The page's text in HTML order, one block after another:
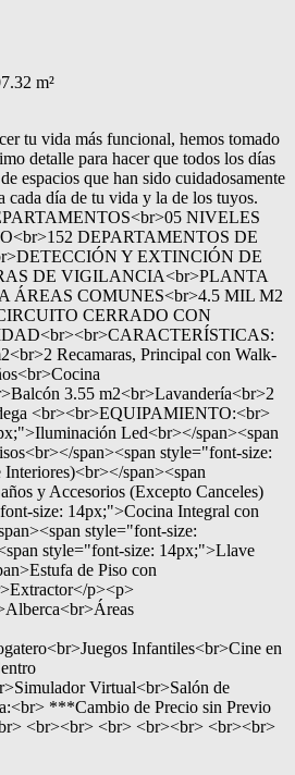
m²
tu vida más funcional, hemos tomado
detalle para hacer que todos los días
espacios que han sido cuidadosamente
cada día de tu vida y la de los tuyos.
NIVELES
DEPARTAMENTOS DE
Y EXTINCIÓN DE
DE VIGILANCIA<br>PLANTA
ÁREAS COMUNES<br>4.5 MIL M2
CERRADO CON
Recamaras, Principal con Walk-
3.55 m2<br>Lavandería<br>2
<br><br>EQUIPAMIENTO:<br>
Led<br></span><span
span><span style="font-size:
span><span
y Accesorios (Excepto Canceles)
size: 14px;">Cocina Integral con
style="font-size:
style="font-size: 14px;">Llave
de Piso con
p><p>
Infantiles<br>Cine en
Virtual<br>Salón de
***Cambio de Precio sin Previo
<br><br> <br> <br><br> <br><br>